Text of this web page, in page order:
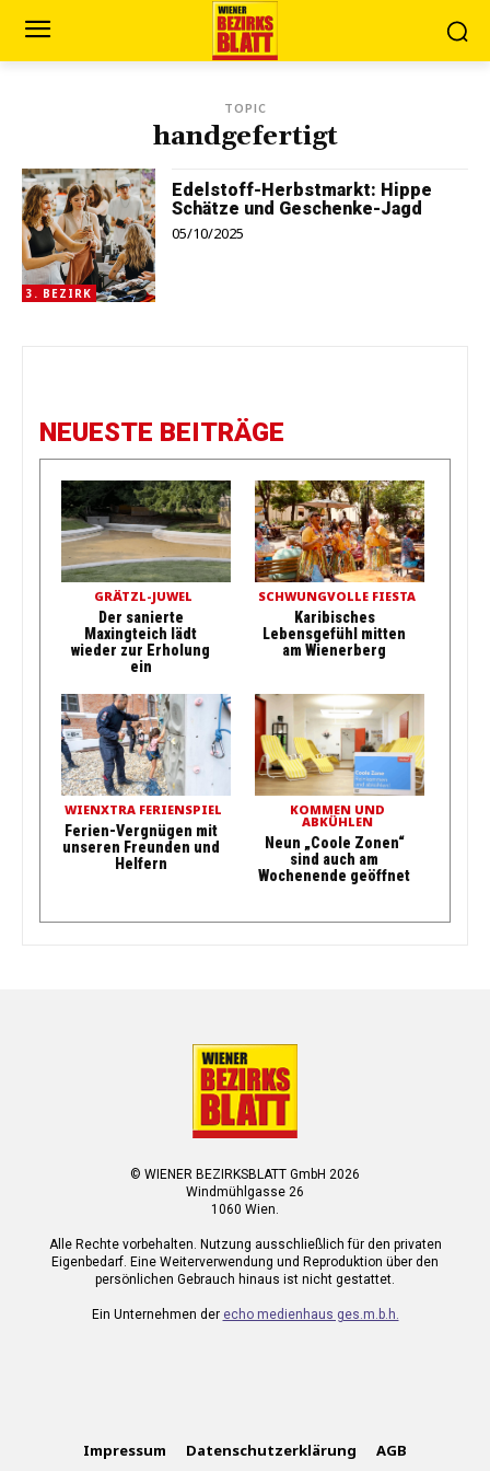
TOPIC
handgefertigt
3. BEZIRK
Edelstoff-Herbstmarkt: Hippe
Schätze und Geschenke-Jagd
05/10/2025
NEUESTE BEITRÄGE
GRÄTZL-JUWEL
Der sanierte
Maxingteich lädt
wieder zur Erholung
ein
SCHWUNGVOLLE FIESTA
Karibisches
Lebensgefühl mitten
am Wienerberg
WIENXTRA FERIENSPIEL
Ferien-Vergnügen mit
unseren Freunden und
Helfern
KOMMEN UND
ABKÜHLEN
Neun „Coole Zonen“
sind auch am
Wochenende geöffnet
© WIENER BEZIRKSBLATT GmbH 2026
Windmühlgasse 26
1060 Wien.
Alle Rechte vorbehalten. Nutzung ausschließlich für den privaten
Eigenbedarf. Eine Weiterverwendung und Reproduktion über den
persönlichen Gebrauch hinaus ist nicht gestattet.
Ein Unternehmen der echo medienhaus ges.m.b.h.
Impressum Datenschutzerklärung AGB